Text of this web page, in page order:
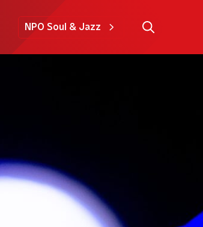
NPO Soul & Jazz